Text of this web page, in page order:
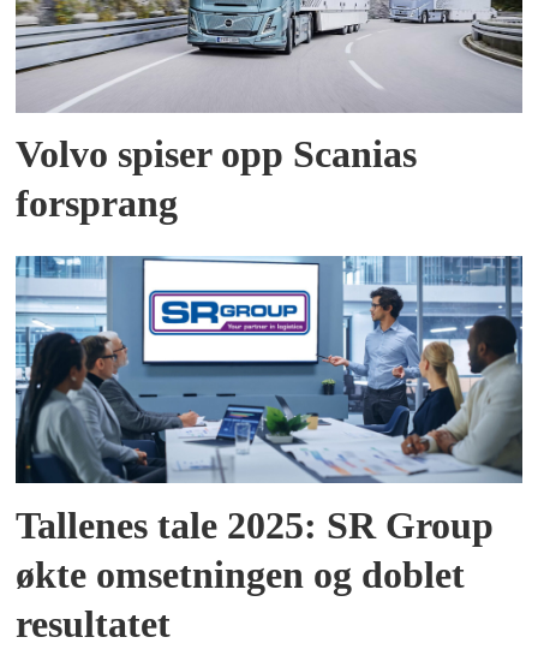
Volvo spiser opp Scanias
forsprang
Tallenes tale 2025: SR Group
økte omsetningen og doblet
resultatet